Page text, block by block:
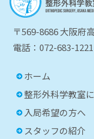
〒569-8686 大阪府
電話：072-683-1221
ホーム
整形外科学教室
入局希望の方へ
スタッフの紹介